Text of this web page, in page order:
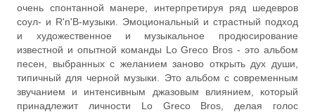
очень спонтанной манере, интерпретируя ряд шедевров
соул- и R'n'B-музыки. Эмоциональный и страстный подход
и художественное и музыкальное продюсирование
известной и опытной команды Lo Greco Bros - это альбом
песен, выбранных с желанием заново открыть дух души,
типичный для черной музыки. Это альбом с современным
звучанием и интенсивным джазовым влиянием, который
принадлежит личности Lo Greco Bros, делая голос